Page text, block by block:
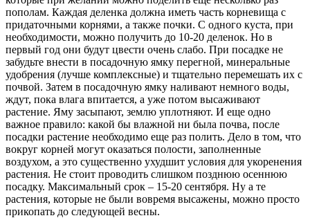
пополам. Каждая деленка должна иметь часть корневища с
придаточными корнями, а также почки. С одного куста, при
необходимости, можно получить до 10-20 деленок. Но в
первый год они будут цвести очень слабо. При посадке не
забудьте внести в посадочную ямку перегной, минеральные
удобрения (лучше комплексные) и тщательно перемешать их с
почвой. Затем в посадочную ямку наливают немного воды,
ждут, пока влага впитается, а уже потом высаживают
растение. Яму засыпают, землю уплотняют. И еще одно
важное правило: какой бы влажной ни была почва, после
посадки растение необходимо еще раз полить. Дело в том, что
вокруг корней могут оказаться полости, заполненные
воздухом, а это существенно ухудшит условия для укоренения
растения. Не стоит проводить слишком позднюю осеннюю
посадку. Максимальный срок – 15-20 сентября. Ну а те
растения, которые не были вовремя высажены, можно просто
прикопать до следующей весны.